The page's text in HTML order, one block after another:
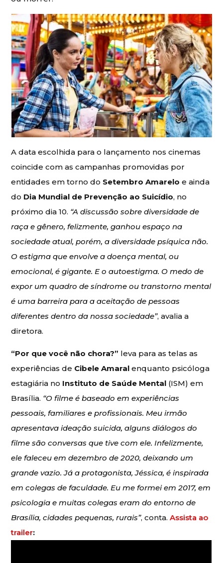
A data escolhida para o lançamento nos cinemas
coincide com as campanhas promovidas por
entidades em torno do Setembro Amarelo e ainda
do Dia Mundial de Prevenção ao Suicídio, no
próximo dia 10. “A discussão sobre diversidade de
raça e gênero, felizmente, ganhou espaço na
sociedade atual, porém, a diversidade psíquica não.
O estigma que envolve a doença mental, ou
emocional, é gigante. E o autoestigma. O medo de
expor um quadro de síndrome ou transtorno mental
é uma barreira para a aceitação de pessoas
diferentes dentro da nossa sociedade”, avalia a
diretora.
“Por que você não chora?” leva para as telas as
experiências de Cibele Amaral enquanto psicóloga
estagiária no Instituto de Saúde Mental (ISM) em
Brasília. “O filme é baseado em experiências
pessoais, familiares e profissionais. Meu irmão
apresentava ideação suicida, alguns diálogos do
filme são conversas que tive com ele. Infelizmente,
ele faleceu em dezembro de 2020, deixando um
grande vazio. Já a protagonista, Jéssica, é inspirada
em colegas de faculdade. Eu me formei em 2017, em
psicologia e muitas colegas eram do entorno de
Brasília, cidades pequenas, rurais”, conta.Assista ao
trailer: